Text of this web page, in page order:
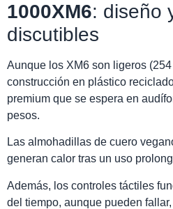
1000XM6: diseño
discutibles
Aunque los XM6 son ligeros
construcción en plástico
premium que se espera en
pesos.
Las almohadillas de cuero
generan calor tras un uso
Además, los controles táctiles
del tiempo, aunque pueden